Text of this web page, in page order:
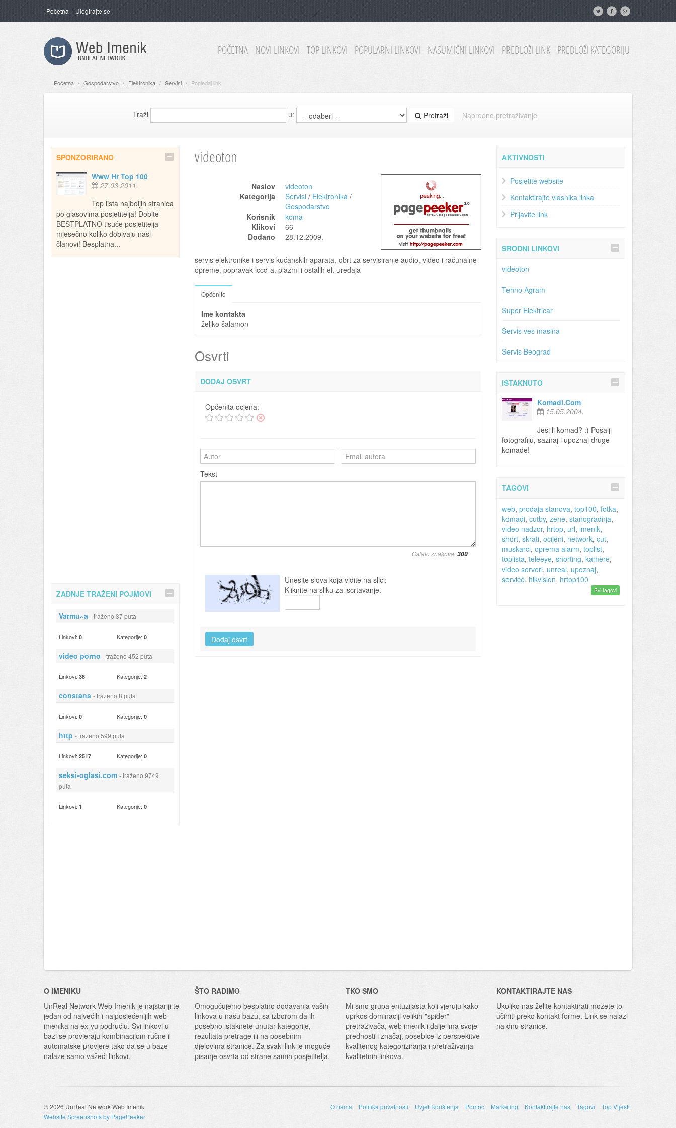
Početna Ulogirajte se
POČETNA NOVI LINKOVI TOP LINKOVI POPULARNI LINKOVI NASUMIČNI LINKOVI PREDLOŽI LINK PREDLOŽI KATEGORIJU
Početna / Gospodarstvo / Elektronika / Servisi / Pogledaj link
Traži u: Pretraži Napredno pretraživanje
SPONZORIRANO
Www Hr Top 100
27.03.2011.
Top lista najboljih stranica
po glasovima posjetitelja! Dobite
BESTPLATNO tisuće posjetitelja
mjesečno koliko dobivaju naši
članovi! Besplatna...
ZADNJE TRAŽENI POJMOVI
Varmu~a - traženo 37 puta
Linkovi: 0 Kategorije: 0
video porno - traženo 452 puta
Linkovi: 38 Kategorije: 2
constans - traženo 8 puta
Linkovi: 0 Kategorije: 0
http - traženo 599 puta
Linkovi: 2517 Kategorije: 0
seksi-oglasi.com - traženo 9749
puta
Linkovi: 1 Kategorije: 0
videoton
Naslov
videoton
Kategorija
Servisi / Elektronika /
Gospodarstvo
Korisnik
koma
Klikovi
66
Dodano
28.12.2009.
servis elektronike i servis kućanskih aparata, obrt za servisiranje audio, video i računalne
opreme, popravak lccd-a, plazmi i ostalih el. uređaja
Općenito
Ime kontakta
željko šalamon
Osvrti
DODAJ OSVRT
Općenita ocjena:
Tekst
Ostalo znakova:
Unesite slova koja vidite na slici:
Kliknite na sliku za iscrtavanje.
AKTIVNOSTI
Posjetite website
Kontaktirajte vlasnika linka
Prijavite link
SRODNI LINKOVI
videoton
Tehno Agram
Super Elektricar
Servis ves masina
Servis Beograd
ISTAKNUTO
Komadi.Com
15.05.2004.
Jesi li komad? :) Pošalji
fotografiju, saznaj i upoznaj druge
komade!
TAGOVI
web, prodaja stanova, top100, fotka,
komadi, cutby, zene, stanogradnja,
video nadzor, hrtop, url, imenik,
short, skrati, ocijeni, network, cut,
muskarci, oprema alarm, toplist,
toplista, teleeye, shorting, kamere,
video serveri, unreal, upoznaj,
service, hikvision, hrtop100
Svi tagovi
O IMENIKU
UnReal Network Web Imenik je najstariji te
jedan od najvećih i najposjećenijih web
imenika na ex-yu području. Svi linkovi u
bazi se provjeraju kombinacijom ručne i
automatske provjere tako da se u baze
nalaze samo važeći linkovi.
ŠTO RADIMO
Omogućujemo besplatno dodavanja vaših
linkova u našu bazu, sa izborom da ih
posebno istaknete unutar kategorije,
rezultata pretrage ili na posebnim
djelovima stranice. Za svaki link je moguće
pisanje osvrta od strane samih posjetitelja.
TKO SMO
Mi smo grupa entuzijasta koji vjeruju kako
uprkos dominaciji velikih "spider"
pretraživača, web imenik i dalje ima svoje
prednosti i značaj, posebice iz perspekitve
kvalitenog kategoriziranja i pretraživanja
kvalitetnih linkova.
KONTAKTIRAJTE NAS
Ukoliko nas želite kontaktirati možete to
učiniti preko kontakt forme. Link se nalazi
na dnu stranice.
© 2026 UnReal Network Web Imenik
Website Screenshots by PagePeeker
O nama Politika privatnosti Uvjeti korištenja Pomoć Marketing Kontaktirajte nas Tagovi Top Vijesti